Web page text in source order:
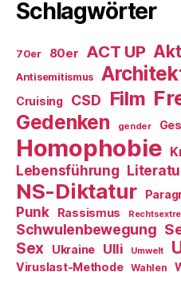
Schlagwörter
70er 80er ACT UP
Antisemitismus
Cruising CSD Film
Gedenken gender
Homophobie
Lebensführung
NS-Diktatur
Punk
Rassismus
Schwulenbewegung
Sex Ukraine Ulli Umwelt
Viruslast-Methode Wahlen